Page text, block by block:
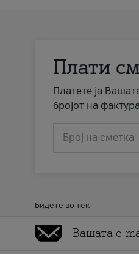
Плати
Платете ја
бројот на
Број на сметка
Бидете во тек